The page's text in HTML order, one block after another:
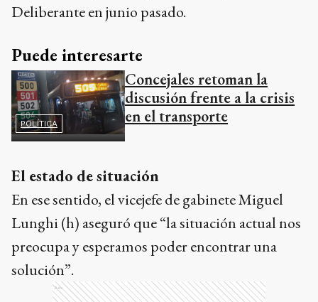
Deliberante en junio pasado.
Puede interesarte
POLÍTICA
Concejales retoman la
discusión frente a la crisis
en el transporte
El estado de situación
En ese sentido, el vicejefe de gabinete Miguel
Lunghi (h) aseguró que “la situación actual nos
preocupa y esperamos poder encontrar una
solución”.
Ads